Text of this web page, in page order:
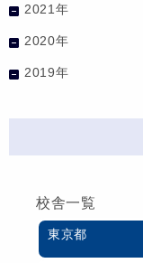
2021年
2020年
2019年
校舎一覧
東京都